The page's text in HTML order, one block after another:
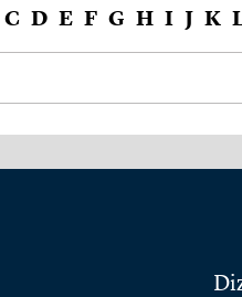
C D E F G H I J K